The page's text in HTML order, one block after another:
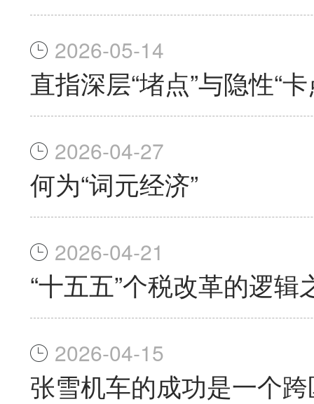
2026-05-14
直指深层“堵点”与隐性“
2026-04-27
何为“词元经济”
2026-04-21
“十五五”个税改革的逻辑
2026-04-15
张雪机车的成功是一个